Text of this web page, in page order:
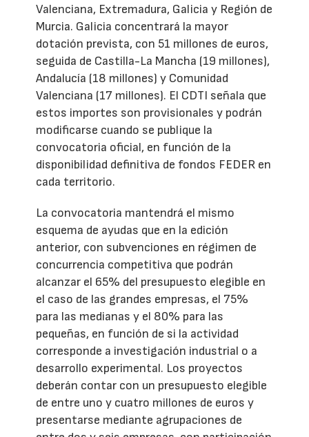
Valenciana, Extremadura, Galicia y Región de
Murcia. Galicia concentrará la mayor
dotación prevista, con 51 millones de euros,
seguida de Castilla-La Mancha (19 millones),
Andalucía (18 millones) y Comunidad
Valenciana (17 millones). El CDTI señala que
estos importes son provisionales y podrán
modificarse cuando se publique la
convocatoria oficial, en función de la
disponibilidad definitiva de fondos FEDER en
cada territorio.
La convocatoria mantendrá el mismo
esquema de ayudas que en la edición
anterior, con subvenciones en régimen de
concurrencia competitiva que podrán
alcanzar el 65% del presupuesto elegible en
el caso de las grandes empresas, el 75%
para las medianas y el 80% para las
pequeñas, en función de si la actividad
corresponde a investigación industrial o a
desarrollo experimental. Los proyectos
deberán contar con un presupuesto elegible
de entre uno y cuatro millones de euros y
presentarse mediante agrupaciones de